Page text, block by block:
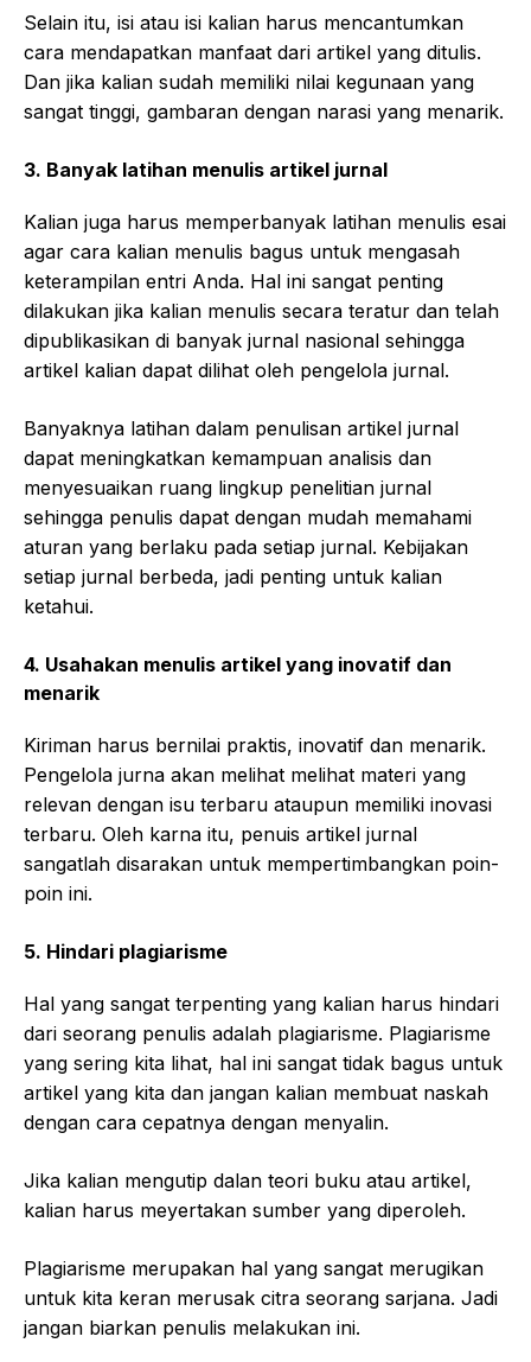
Selain itu, isi atau isi kalian harus mencantumkan
cara mendapatkan manfaat dari artikel yang ditulis.
Dan jika kalian sudah memiliki nilai kegunaan yang
sangat tinggi, gambaran dengan narasi yang menarik.
3. Banyak latihan menulis artikel jurnal
Kalian juga harus memperbanyak latihan menulis esai
agar cara kalian menulis bagus untuk mengasah
keterampilan entri Anda. Hal ini sangat penting
dilakukan jika kalian menulis secara teratur dan telah
dipublikasikan di banyak jurnal nasional sehingga
artikel kalian dapat dilihat oleh pengelola jurnal.
Banyaknya latihan dalam penulisan artikel jurnal
dapat meningkatkan kemampuan analisis dan
menyesuaikan ruang lingkup penelitian jurnal
sehingga penulis dapat dengan mudah memahami
aturan yang berlaku pada setiap jurnal. Kebijakan
setiap jurnal berbeda, jadi penting untuk kalian
ketahui.
4. Usahakan menulis artikel yang inovatif dan
menarik
Kiriman harus bernilai praktis, inovatif dan menarik.
Pengelola jurna akan melihat melihat materi yang
relevan dengan isu terbaru ataupun memiliki inovasi
terbaru. Oleh karna itu, penuis artikel jurnal
sangatlah disarakan untuk mempertimbangkan poin-
poin ini.
5. Hindari plagiarisme
Hal yang sangat terpenting yang kalian harus hindari
dari seorang penulis adalah plagiarisme. Plagiarisme
yang sering kita lihat, hal ini sangat tidak bagus untuk
artikel yang kita dan jangan kalian membuat naskah
dengan cara cepatnya dengan menyalin.
Jika kalian mengutip dalan teori buku atau artikel,
kalian harus meyertakan sumber yang diperoleh.
Plagiarisme merupakan hal yang sangat merugikan
untuk kita keran merusak citra seorang sarjana. Jadi
jangan biarkan penulis melakukan ini.